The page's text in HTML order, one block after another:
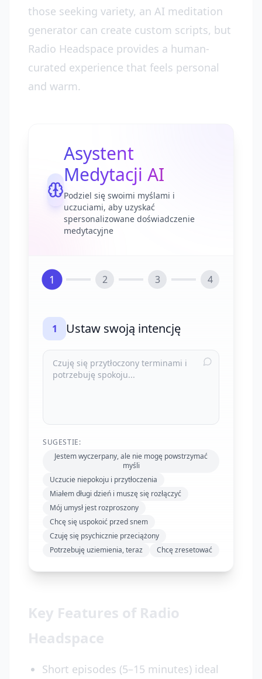
those seeking variety, an AI meditation
generator can create custom scripts, but
Radio Headspace provides a human-
curated experience that feels personal
and warm.
Asystent
Medytacji AI
Podziel się swoimi myślami i
uczuciami, aby uzyskać
spersonalizowane doświadczenie
medytacyjne
1 2 3 4
1 Ustaw swoją intencję
SUGESTIE:
Jestem wyczerpany, ale nie mogę powstrzymać
myśli
Uczucie niepokoju i przytłoczenia
Miałem długi dzień i muszę się rozłączyć
Mój umysł jest rozproszony
Chcę się uspokoić przed snem
Czuję się psychicznie przeciążony
Potrzebuję uziemienia, teraz
Chcę zresetować
Key Features of Radio
Headspace
Short episodes (5–15 minutes) ideal